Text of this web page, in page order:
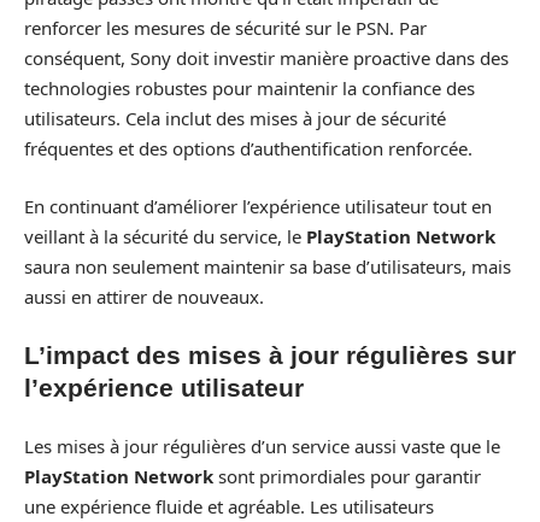
renforcer les mesures de sécurité sur le PSN. Par
conséquent, Sony doit investir manière proactive dans des
technologies robustes pour maintenir la confiance des
utilisateurs. Cela inclut des mises à jour de sécurité
fréquentes et des options d’authentification renforcée.
En continuant d’améliorer l’expérience utilisateur tout en
veillant à la sécurité du service, le PlayStation Network
saura non seulement maintenir sa base d’utilisateurs, mais
aussi en attirer de nouveaux.
L’impact des mises à jour régulières sur
l’expérience utilisateur
Les mises à jour régulières d’un service aussi vaste que le
PlayStation Network sont primordiales pour garantir
une expérience fluide et agréable. Les utilisateurs